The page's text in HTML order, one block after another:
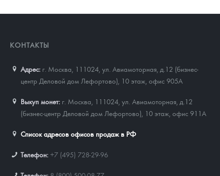
КОНТАКТЫ
Адрес: г. Москва, 111024 ул. Авиамоторная, д.12 (бизнес-
центр Деловой дом Лефортово), 10 этаж, офис 905А
Выкуп монет: г. Москва, 111024, ул. Авиамоторная, д.12
(бизнес-центр Деловой дом Лефортово), 10 этаж, офис 911А
Список адресов офисов продаж в РФ
Телефон: +7 (495) 728-29-96